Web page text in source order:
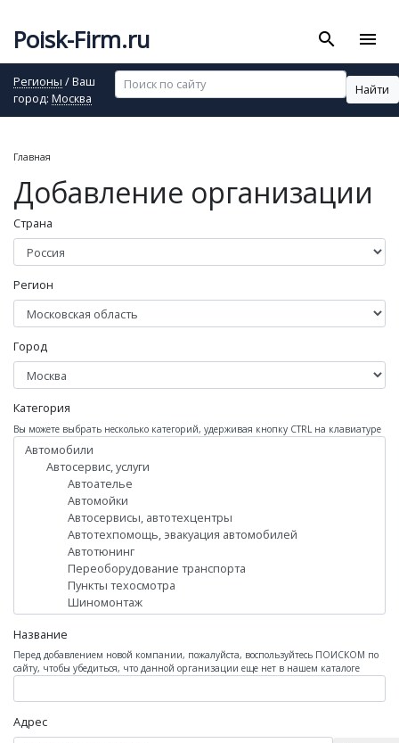
Poisk-Firm.ru search menu
Регионы / Ваш
город: Москва
Найти
Главная
Добавление организации
Страна
Регион
Город
Категория
Вы можете выбрать несколько категорий, удерживая кнопку CTRL на клавиатуре
Название
Перед добавлением новой компании, пожалуйста, воспользуйтесь ПОИСКОМ по
сайту, чтобы убедиться, что данной организации еще нет в нашем каталоге
Адрес